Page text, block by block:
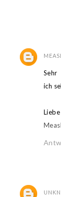
Sehr
ich